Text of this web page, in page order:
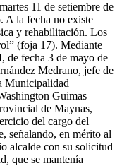
11 de setiembre de
A la fecha no existe
y rehabilitación. Los
(foja 17). Mediante
fecha 3 de mayo de
Medrano, jefe de
Municipalidad
Guimas
de Maynas,
del cargo del
señalando, en mérito al
alcalde con su solicitud
que se mantenía